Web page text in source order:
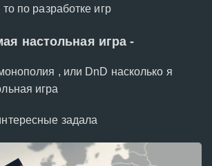
по разработке игр
настольная игра -
, или DnD насколько я
игра
задала